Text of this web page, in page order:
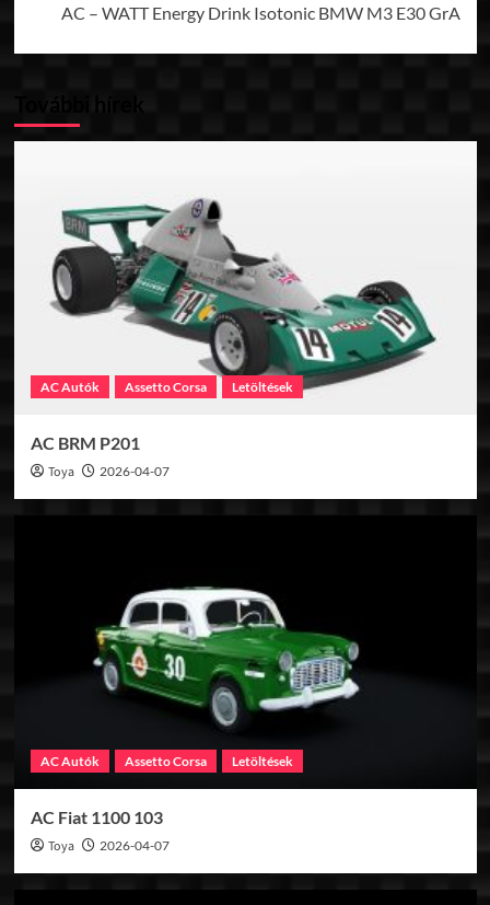
AC – WATT Energy Drink Isotonic BMW M3 E30 GrA
AC Autók Assetto Corsa Letöltések
AC BRM P201
Toya 2026-04-07
AC Autók Assetto Corsa Letöltések
AC Fiat 1100 103
Toya 2026-04-07